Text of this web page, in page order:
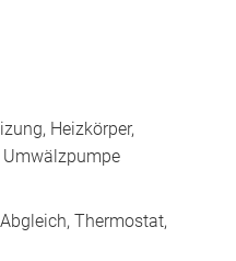
Heizkörper,
Umwälzpumpe
Thermostat,